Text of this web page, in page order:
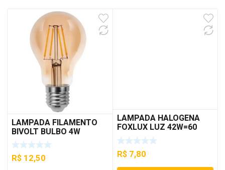
LAMPADA FILAMENTO
BIVOLT BULBO 4W
R$ 12,50
LAMPADA HALOGENA
FOXLUX LUZ 42W=60
R$7,80